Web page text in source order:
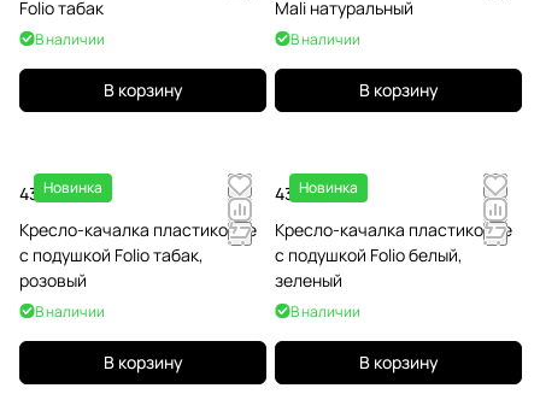
Folio табак
В наличии
В корзину
Mali натуральный
В наличии
В корзину
Новинка
43 102.50 ₽
Кресло-качалка пластиковое
с подушкой Folio табак,
розовый
В наличии
В корзину
Новинка
43 102.50 ₽
Кресло-качалка пластиковое
с подушкой Folio белый,
зеленый
В наличии
В корзину